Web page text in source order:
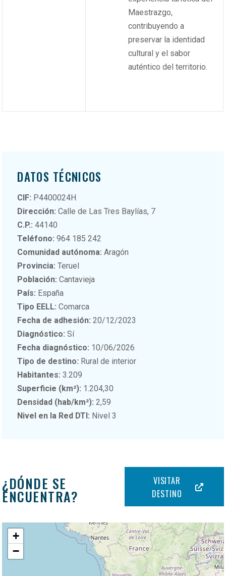
Maestrazgo,
contribuyendo a
preservar la identidad
cultural y el sabor
auténtico del territorio.
DATOS TÉCNICOS
CIF: P4400024H
Dirección: Calle de Las Tres Baylías, 7
C.P.: 44140
Teléfono: 964 185 242
Comunidad autónoma: Aragón
Provincia: Teruel
Población: Cantavieja
País: España
Tipo EELL: Comarca
Fecha de adhesión: 20/12/2023
Diagnóstico: Sí
Fecha diagnóstico: 10/06/2026
Tipo de destino: Rural de interior
Habitantes: 3.209
Superficie (km²): 1.204,30
Densidad (hab/km²): 2,59
Nivel en la Red DTI: Nivel 3
¿DÓNDE SE
ENCUENTRA?
VISITAR
DESTINO
+
−